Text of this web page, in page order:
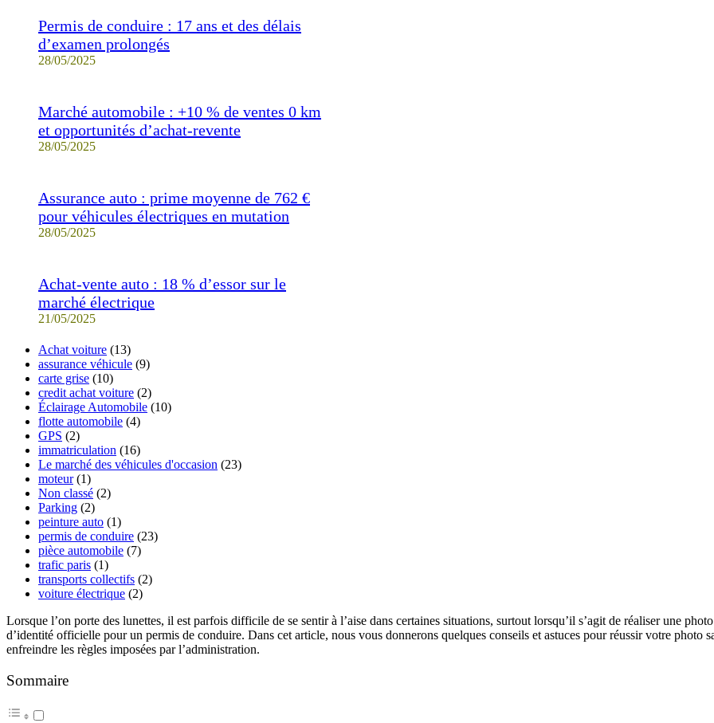
Permis de conduire : 17 ans et des délais
d’examen prolongés
28/05/2025
Marché automobile : +10 % de ventes 0 km
et opportunités d’achat-revente
28/05/2025
Assurance auto : prime moyenne de 762 €
pour véhicules électriques en mutation
28/05/2025
Achat-vente auto : 18 % d’essor sur le
marché électrique
21/05/2025
Achat voiture (13)
assurance véhicule (9)
carte grise (10)
credit achat voiture (2)
Éclairage Automobile (10)
flotte automobile (4)
GPS (2)
immatriculation (16)
Le marché des véhicules d'occasion (23)
moteur(1)
Non classé (2)
Parking (2)
peinture auto (1)
permis de conduire (23)
pièce automobile (7)
trafic paris (1)
transports collectifs (2)
voiture électrique (2)
Lorsque l’on porte des lunettes, il est parfois difficile de se sentir à l’aise dans certaines situations, surtout lorsqu’il s’agit de réaliser une photo
d’identité officielle pour un permis de conduire. Dans cet article, nous vous donnerons quelques conseils et astuces pour réussir votre photo
enfreindre les règles imposées par l’administration.
Sommaire